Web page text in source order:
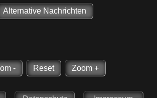
Alternative Nachrichten
- Reset Zoom +